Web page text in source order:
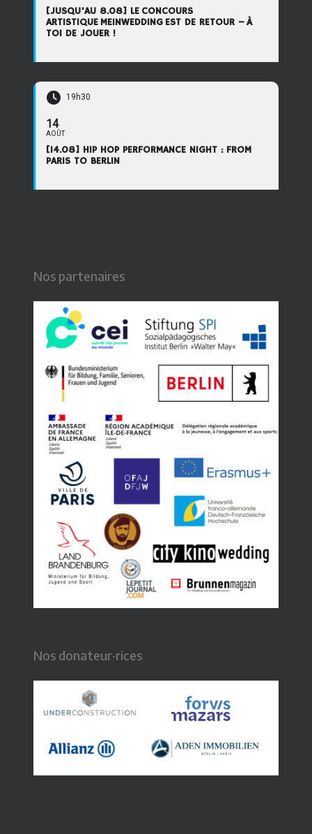
[JUSQU'AU 8.08] LE CONCOURS
ARTISTIQUE MEINWEDDING EST DE RETOUR – À
TOI DE JOUER !
19h30
14
AOÛT
[14.08] HIP HOP PERFORMANCE NIGHT : FROM
PARIS TO BERLIN
Nos partenaires
Nos donateur·rices